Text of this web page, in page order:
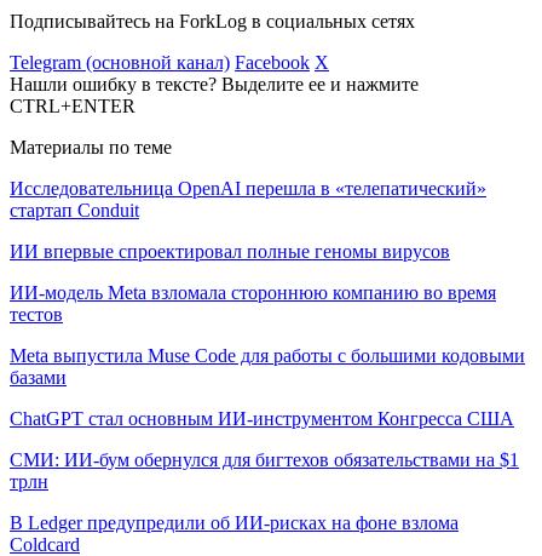
Подписывайтесь на ForkLog в социальных сетях
Telegram (основной канал) Facebook X
Нашли ошибку в тексте? Выделите ее и нажмите
CTRL+ENTER
Материалы по теме
Исследовательница OpenAI перешла в «телепатический»
стартап Conduit
ИИ впервые спроектировал полные геномы вирусов
ИИ-модель Meta взломала стороннюю компанию во время
тестов
Meta выпустила Muse Code для работы с большими кодовыми
базами
ChatGPT стал основным ИИ-инструментом Конгресса США
СМИ: ИИ-бум обернулся для бигтехов обязательствами на $1
трлн
В Ledger предупредили об ИИ-рисках на фоне взлома
Coldcard